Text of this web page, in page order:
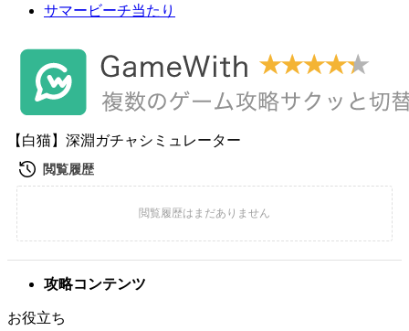
サマービーチ当たり
【白猫】深淵ガチャシミュレーター
攻略コンテンツ
お役立ち